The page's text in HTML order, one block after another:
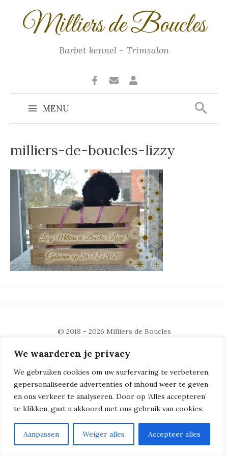
We waarderen je privacy
We gebruiken cookies om uw surfervaring te verbeteren,
gepersonaliseerde advertenties of inhoud weer te geven
en ons verkeer te analyseren. Door op ‘Alles accepteren’
te klikken, gaat u akkoord met ons gebruik van cookies.
Aanpassen Weiger alles Accepteer alles
Milliers de Boucles
Barbet kennel - Trimsalon
Main
Menu
MENU
milliers-de-boucles-lizzy
© 2018 - 2026 Milliers de Boucles